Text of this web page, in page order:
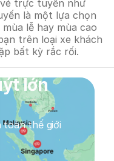
trực tuyến như
là một lựa chọn
lễ hay mùa cao
trên loại xe khách
bất kỳ rắc rối.
lớn
toàn thế giới